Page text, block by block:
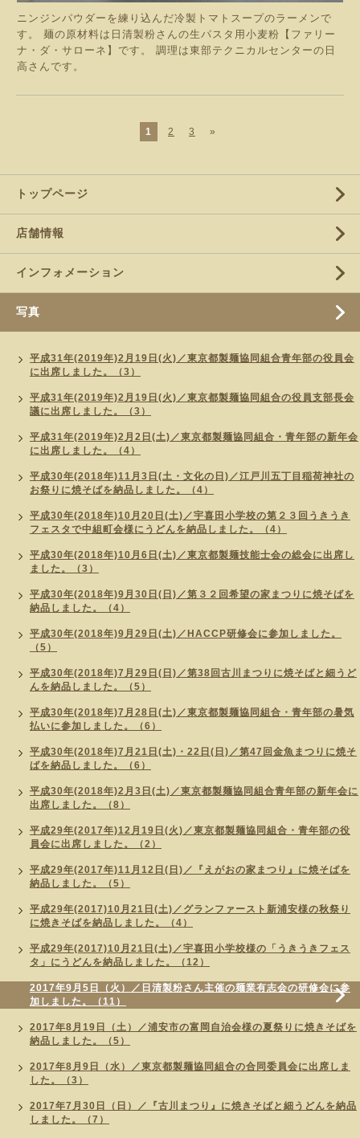
ニンジンパウダーを練り込んだ冷製トマトスープのラーメンで
す。 麺の原材料は日清製粉さんの生パスタ用小麦粉【ファリー
ナ・ダ・サローネ】です。 調理は東部テクニカルセンターの日
高さんです。
1 2 3 »
トップページ
店舗情報
インフォメーション
写真
平成31年(2019年)2月19日(火)／東京都製麺協同組合青年部の役員会
に出席しました。（3）
平成31年(2019年)2月19日(火)／東京都製麺協同組合の役員支部長会
議に出席しました。（3）
平成31年(2019年)2月2日(土)／東京都製麺協同組合・青年部の新年会
に出席しました。（4）
平成30年(2018年)11月3日(土・文化の日)／江戸川五丁目稲荷神社の
お祭りに焼そばを納品しました。（4）
平成30年(2018年)10月20日(土)／宇喜田小学校の第２３回うきうき
フェスタで中組町会様にうどんを納品しました。（4）
平成30年(2018年)10月6日(土)／東京都製麺技能士会の総会に出席し
ました。（3）
平成30年(2018年)9月30日(日)／第３２回希望の家まつりに焼そばを
納品しました。（4）
平成30年(2018年)9月29日(土)／HACCP研修会に参加しました。
（5）
平成30年(2018年)7月29日(日)／第38回古川まつりに焼そばと細うど
んを納品しました。（5）
平成30年(2018年)7月28日(土)／東京都製麺協同組合・青年部の暑気
払いに参加しました。（6）
平成30年(2018年)7月21日(土)・22日(日)／第47回金魚まつりに焼そ
ばを納品しました。（6）
平成30年(2018年)2月3日(土)／東京都製麺協同組合青年部の新年会に
出席しました。（8）
平成29年(2017年)12月19日(火)／東京都製麺協同組合・青年部の役
員会に出席しました。（2）
平成29年(2017年)11月12日(日)／『えがおの家まつり』に焼そばを
納品しました。（5）
平成29年(2017)10月21日(土)／グランファースト新浦安様の秋祭り
に焼きそばを納品しました。（4）
平成29年(2017)10月21日(土)／宇喜田小学校様の「うきうきフェス
タ」にうどんを納品しました。（12）
2017年9月5日（火）／日清製粉さん主催の麺業有志会の研修会に参
加しました。（11）
2017年8月19日（土）／浦安市の富岡自治会様の夏祭りに焼きそばを
納品しました。（5）
2017年8月9日（水）／東京都製麺協同組合の合同委員会に出席しま
した。（3）
2017年7月30日（日）／『古川まつり』に焼きそばと細うどんを納品
しました。（7）